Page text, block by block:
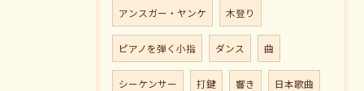
アンスガー・ヤンケ 木登り
ピアノを弾く小指 ダンス 曲
シーケンサー 打鍵 響き 日本歌曲